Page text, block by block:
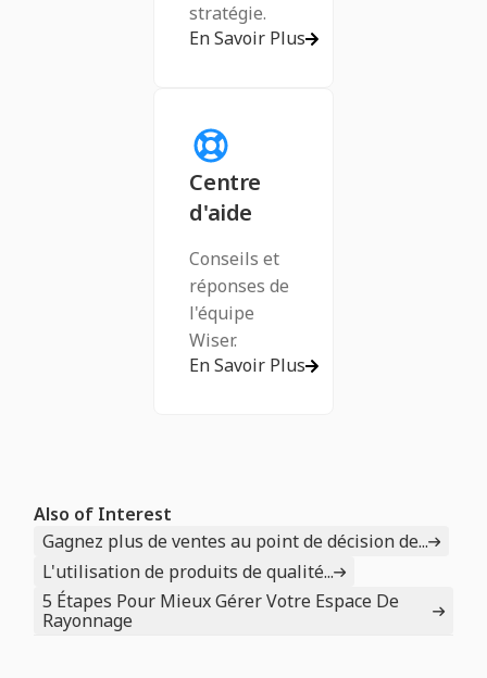
stratégie.
En Savoir Plus
Centre
d'aide
Conseils et
réponses de
l'équipe
Wiser.
En Savoir Plus
Also of Interest
Gagnez plus de ventes au point de décision de...
L'utilisation de produits de qualité...
5 Étapes Pour Mieux Gérer Votre Espace De
Rayonnage